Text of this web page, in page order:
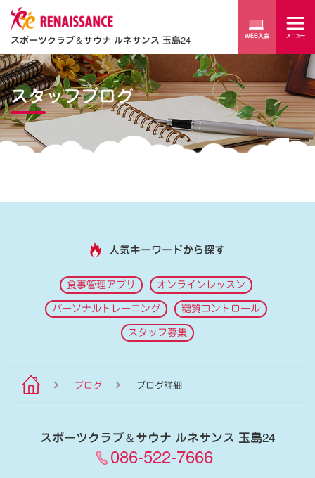
スポーツクラブ＆サウナ ルネサンス 玉島24
スタッフブログ
人気キーワードから探す
食事管理アプリ オンラインレッスン
パーソナルトレーニング 糖質コントロール
スタッフ募集
ブログ ブログ詳細
スポーツクラブ＆サウナ ルネサンス 玉島24
086-522-7666